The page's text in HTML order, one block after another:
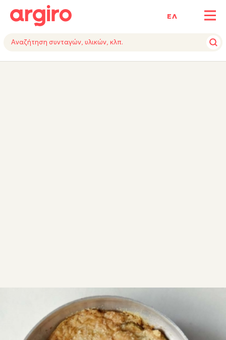
ΕΛ
ΥΛΙΚΑΕΚΤΕΛΕΣΗΕΞΟΠΛΙΣΜΟΣ
ΑΛΜΥΡΑ ΛΑΧΑΝΙΚΑ
Κρητικό σφουγγάτο στο τηγάνι